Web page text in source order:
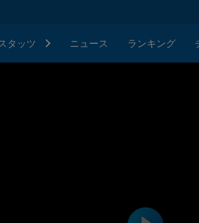
タッツ ニュース ランキング